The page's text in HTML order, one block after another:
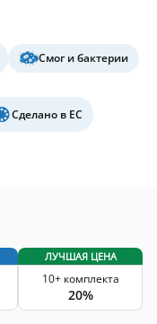
Смог и бактерии
Сделано в ЕС
ЛУЧШАЯ ЦЕНА
10+ комплекта
20%